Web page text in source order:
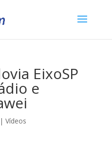
EixoSP
e
Vídeos